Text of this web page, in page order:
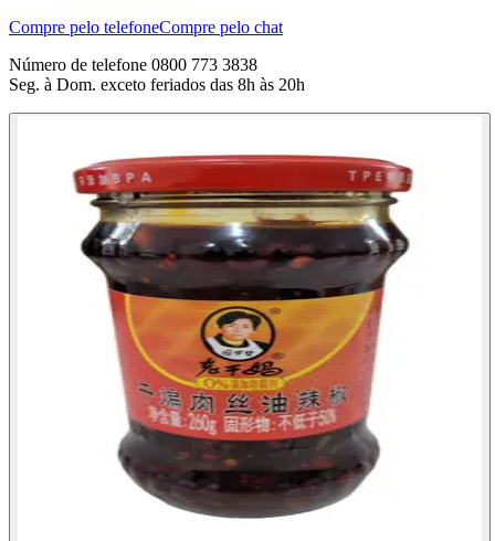
Compre pelo telefoneCompre pelo chat
Número de telefone 0800 773 3838
Seg. à Dom. exceto feriados das 8h às 20h